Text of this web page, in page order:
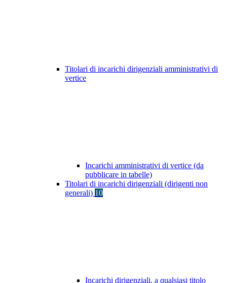
Titolari di incarichi dirigenziali amministrativi di
vertice
Incarichi amministrativi di vertice (da
pubblicare in tabelle)
Titolari di incarichi dirigenziali (dirigenti non
generali) 10
Incarichi dirigenziali, a qualsiasi titolo